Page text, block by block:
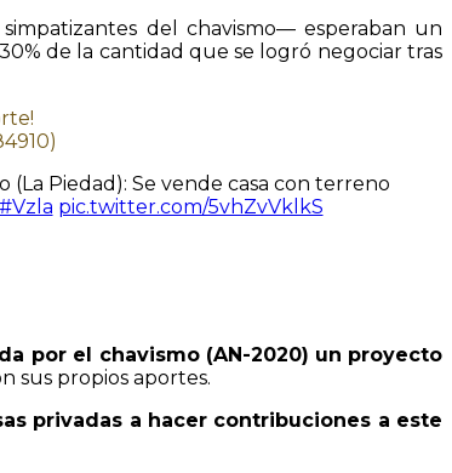
del chavismo— esperaban un
de la cantidad que se logró negociar tras
Piedad): Se vende casa con terreno
#Vzla pic.twitter.com/5vhZvVklkS
por el chavismo (AN-2020) un proyecto
sus propios aportes.
privadas a hacer contribuciones a este